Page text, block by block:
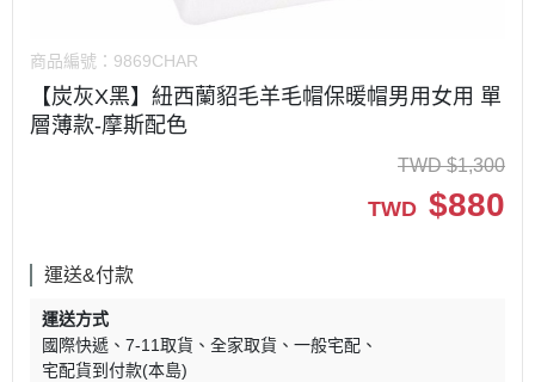
商品編號： 9869CHAR
【炭灰X黑】紐西蘭貂毛羊毛帽保暖帽男用女用 單
層薄款-摩斯配色
TWD $1,300
TWD $880
運送&付款
運送方式
國際快遞
7-11取貨 全家取貨
一般宅配
宅配貨到付款(本島)